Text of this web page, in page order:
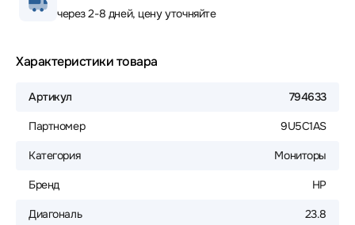
через 2-8 дней, цену уточняйте
Характеристики товара
Артикул 794633
Партномер 9U5C1AS
Категория Мониторы
Бренд HP
Диагональ 23.8